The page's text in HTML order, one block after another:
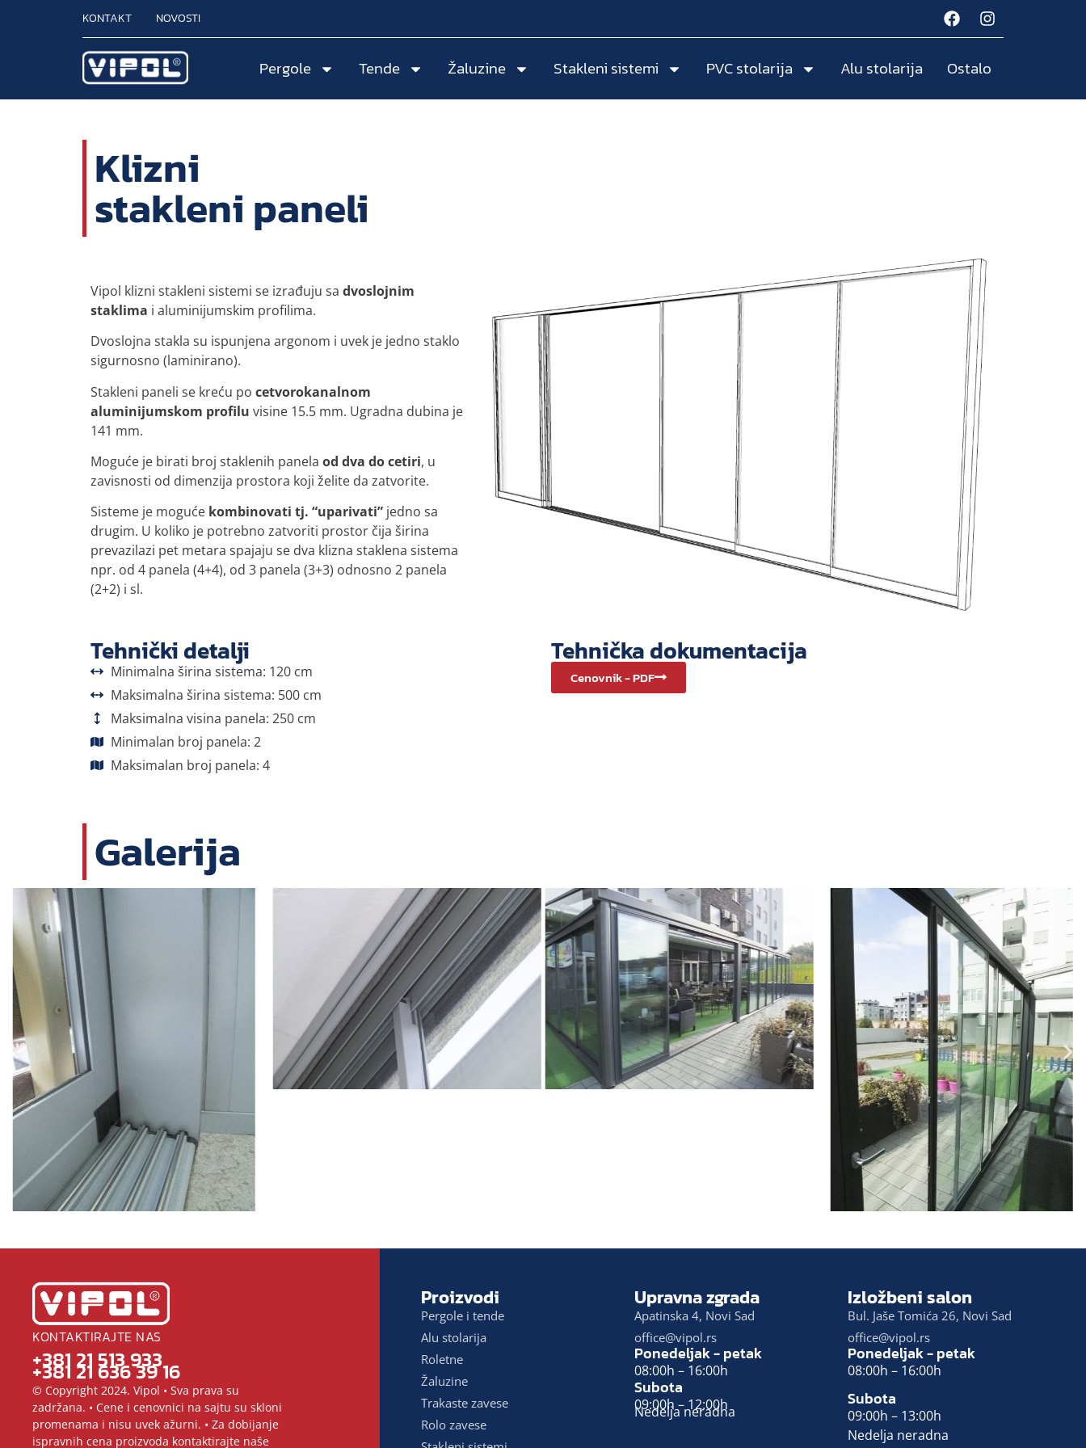
KONTAKT NOVOSTI
Pergole Tende Žaluzine Stakleni sistemi PVC stolarija Alu stolarija Ostalo
Klizni
stakleni paneli
Vipol klizni stakleni sistemi se izrađuju sa dvoslojnim
staklima i aluminijumskim profilima.
Dvoslojna stakla su ispunjena argonom i uvek je jedno staklo
sigurnosno (laminirano).
Stakleni paneli se kreću po cetvorokanalnom
aluminijumskom profilu visine 15.5 mm. Ugradna dubina je
141 mm.
Moguće je birati broj staklenih panela od dva do cetiri, u
zavisnosti od dimenzija prostora koji želite da zatvorite.
Sisteme je moguće kombinovati tj. “uparivati” jedno sa
drugim. U koliko je potrebno zatvoriti prostor čija širina
prevazilazi pet metara spajaju se dva klizna staklena sistema
npr. od 4 panela (4+4), od 3 panela (3+3) odnosno 2 panela
(2+2) i sl.
Tehnički detalji
Minimalna širina sistema: 120 cm
Maksimalna širina sistema: 500 cm
Maksimalna visina panela: 250 cm
Minimalan broj panela: 2
Maksimalan broj panela: 4
Tehnička dokumentacija
Cenovnik - PDF
Galerija
KONTAKTIRAJTE NAS
+381 21 513 933
+381 21 636 39 16
© Copyright 2024. Vipol • Sva prava su
zadržana. • Cene i cenovnici na sajtu su skloni
promenama i nisu uvek ažurni. • Za dobijanje
ispravnih cena proizvoda kontaktirajte naše
Proizvodi
Pergole i tende
Alu stolarija
Roletne
Žaluzine
Trakaste zavese
Rolo zavese
Upravna zgrada
Apatinska 4, Novi Sad
office@vipol.rs
Ponedeljak - petak
08:00h – 16:00h
Subota
09:00h – 12:00h
Nedelja neradna
Izložbeni salon
Bul. Jaše Tomića 26, Novi Sad
office@vipol.rs
Ponedeljak - petak
08:00h – 16:00h
Subota
09:00h – 13:00h
Nedelja neradna